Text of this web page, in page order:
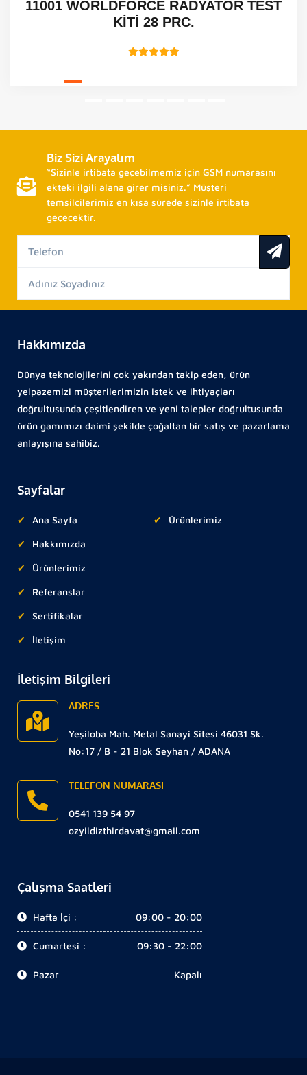
11001 WORLDFORCE RADYATÖR TEST
KİTİ 28 PRC.
Biz Sizi Arayalım
“Sizinle irtibata geçebilmemiz için GSM numarasını
ekteki ilgili alana girer misiniz.” Müşteri
temsilcilerimiz en kısa sürede sizinle irtibata
geçecektir.
Hakkımızda
Dünya teknolojilerini çok yakından takip eden, ürün
yelpazemizi müşterilerimizin istek ve ihtiyaçları
doğrultusunda çeşitlendiren ve yeni talepler doğrultusunda
ürün gamımızı daimi şekilde çoğaltan bir satış ve pazarlama
anlayışına sahibiz.
Sayfalar
Ana Sayfa
Hakkımızda
Ürünlerimiz
Referanslar
Sertifikalar
İletişim
Ürünlerimiz
İletişim Bilgileri
ADRES
Yeşiloba Mah. Metal Sanayi Sitesi 46031 Sk.
No:17 / B - 21 Blok Seyhan / ADANA
TELEFON NUMARASI
0541 139 54 97
ozyildizthirdavat@gmail.com
Çalışma Saatleri
Hafta İçi : 09:00 - 20:00
Cumartesi : 09:30 - 22:00
Pazar Kapalı